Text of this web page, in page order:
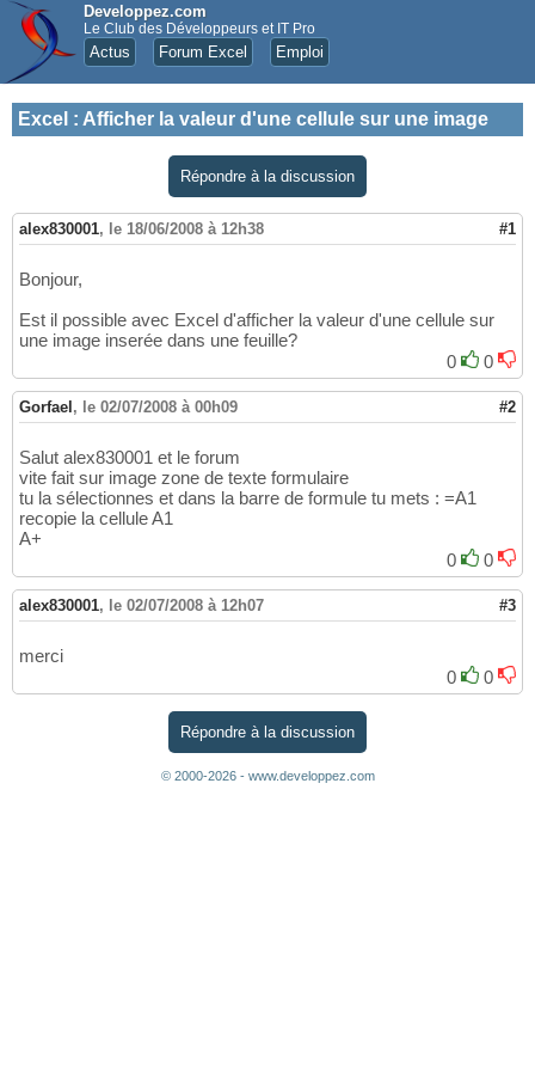
Developpez.com
Le Club des Développeurs et IT Pro
Actus Forum Excel Emploi
Excel : Afficher la valeur d'une cellule sur une image
Répondre à la discussion
alex830001, le 18/06/2008 à 12h38 #1
Bonjour,
Est il possible avec Excel d'afficher la valeur d'une cellule sur
une image inserée dans une feuille?
0
0
Gorfael , le 02/07/2008 à 00h09 #2
Salut alex830001 et le forum
vite fait sur image zone de texte formulaire
tu la sélectionnes et dans la barre de formule tu mets : =A1
recopie la cellule A1
A+
0
0
alex830001, le 02/07/2008 à 12h07 #3
merci
0
0
Répondre à la discussion
© 2000-2026 - www.developpez.com